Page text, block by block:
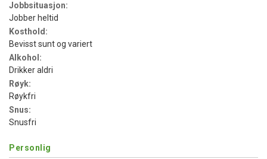
Jobbsituasjon:
Jobber heltid
Kosthold:
Bevisst sunt og variert
Alkohol:
Drikker aldri
Røyk:
Røykfri
Snus:
Snusfri
Personlig